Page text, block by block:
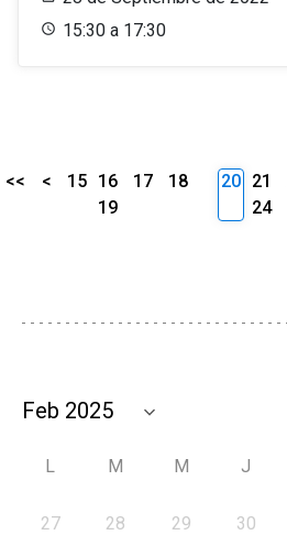
15:30 a 17:30
<< < 15 16 17
18
19
20 21
24
L M M J
27 28 29 30